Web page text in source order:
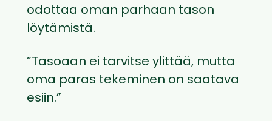
odottaa oman parhaan tason
löytämistä.
”Tasoaan ei tarvitse ylittää, mutta
oma paras tekeminen on saatava
esiin.”